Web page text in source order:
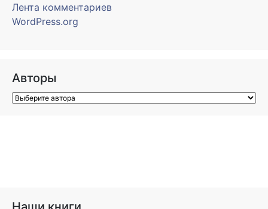
Лента комментариев
WordPress.org
Авторы